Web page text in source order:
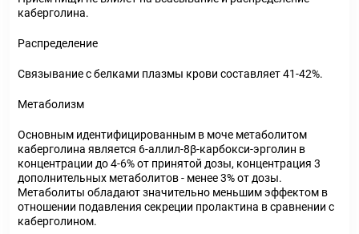
каберголина.
Распределение
Связывание с белками плазмы крови составляет 41-42%.
Метаболизм
Основным идентифицированным в моче метаболитом
каберголина является 6-аллил-8β-карбокси-эрголин в
концентрации до 4-6% от принятой дозы, концентрация 3
дополнительных метаболитов - менее 3% от дозы.
Метаболиты обладают значительно меньшим эффектом в
отношении подавления секреции пролактина в сравнении с
каберголином.